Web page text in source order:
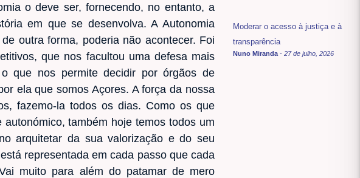
o deve ser, fornecendo, no entanto, a
em que se desenvolva. A Autonomia
outra forma, poderia não acontecer. Foi
que nos facultou uma defesa mais
que nos permite decidir por órgãos de
ela que somos Açores. A força da nossa
fazemo-la todos os dias. Como os que
também hoje temos todos um
arquitetar da sua valorização e do seu
representada em cada passo que cada
muito para além do patamar de mero
Moderar o acesso à justiça e à
transparência
Nuno Miranda - 27 de julho, 2026